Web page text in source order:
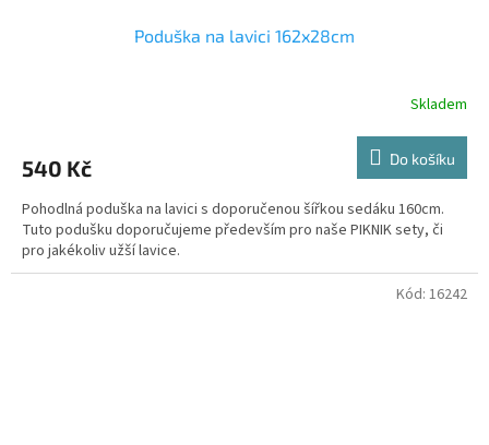
Poduška na lavici 162x28cm
Skladem
540 Kč Do košíku
Pohodlná poduška na lavici s doporučenou šířkou sedáku 160cm.
Tuto podušku doporučujeme především pro naše PIKNIK sety, či
pro jakékoliv užší lavice.
Kód: 16242